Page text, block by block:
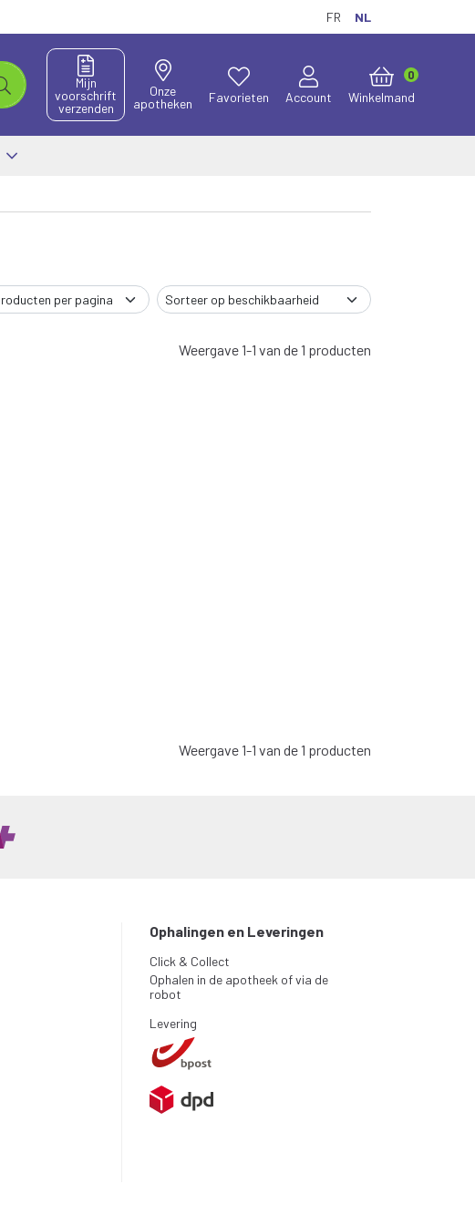
FR NL
Onze
apotheken
Mijn
voorschrift
verzenden
Favorieten Account Winkelmand
0
Weergave 1-1 van de 1 producten
Weergave 1-1 van de 1 producten
Ophalingen en Leveringen
Click & Collect
Ophalen in de apotheek of via de
robot
Levering